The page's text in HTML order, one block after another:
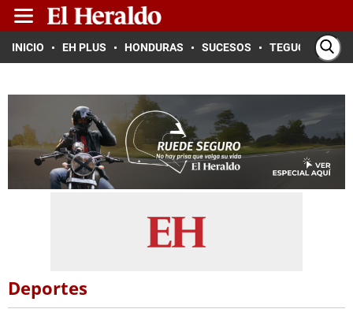
INICIO EH PLUS HONDURAS SUCESOS TEGUCIGALPA
Deportes